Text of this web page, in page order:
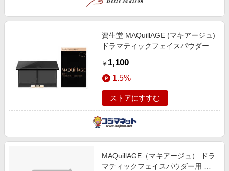
資生堂 MAQuillAGE (マキアージュ)
ドラマティックフェイスパウダー用
￥ 1,100
1.5%
ストアにすすむ
MAQuillAGE（マキアージュ） ドラ
マティックフェイスパウダー用 パ